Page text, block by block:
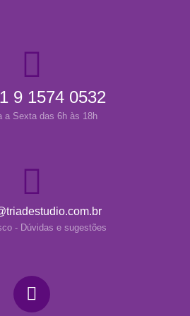
9 1574 0532
a Sexta das 6h às 18h
- Dúvidas e sugestões